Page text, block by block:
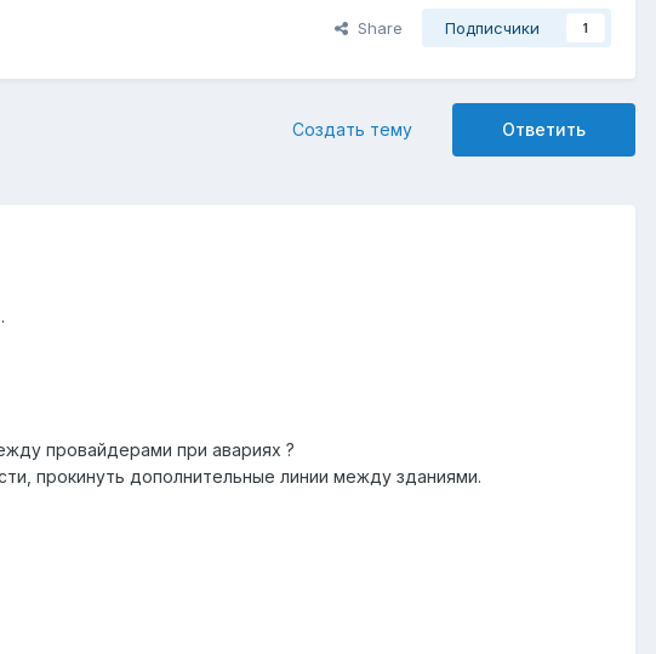
Share Подписчики 1
Ответить
Создать тему
провайдерами при авариях ?
прокинуть дополнительные линии между зданиями.